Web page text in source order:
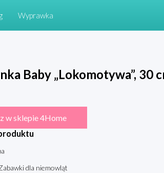
Wyprawka
Baby „Lokomotywa”, 30
w sklepie 4Home
dla niemowląt